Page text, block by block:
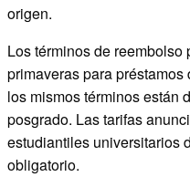
origen.
Los términos de
primaveras para
los mismos términos están
posgrado. Las tarifas
estudiantiles universitarios
obligatorio.